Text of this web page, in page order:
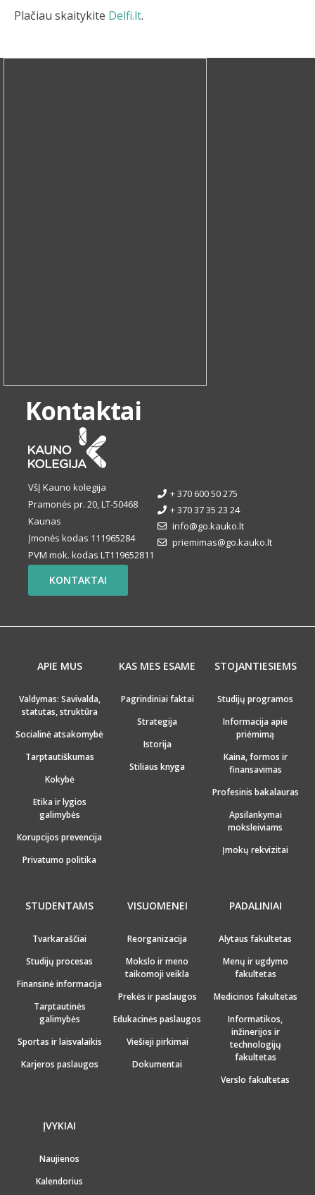
Plačiau skaitykite Delfi.lt.
Kontaktai
VšĮ Kauno kolegija
Pramonės pr. 20, LT-50468
Kaunas
Įmonės kodas 111965284
PVM mok. kodas LT119652811
+ 370 600 50 275
+ 370 37 35 23 24
info@go.kauko.lt
priemimas@go.kauko.lt
KONTAKTAI
APIE MUS
Valdymas: Savivalda,
statutas, struktūra
Socialinė atsakomybė
Tarptautiškumas
Kokybė
Etika ir lygios
galimybės
Korupcijos prevencija
Privatumo politika
KAS MES ESAME
Pagrindiniai faktai
Strategija
Istorija
Stiliaus knyga
STOJANTIESIEMS
Studijų programos
Informacija apie
priėmimą
Kaina, formos ir
finansavimas
Profesinis bakalauras
Apsilankymai
moksleiviams
Įmokų rekvizitai
STUDENTAMS
Tvarkaraščiai
Studijų procesas
Finansinė informacija
Tarptautinės
galimybės
Sportas ir laisvalaikis
Karjeros paslaugos
VISUOMENEI
Reorganizacija
Mokslo ir meno
taikomoji veikla
Prekės ir paslaugos
Edukacinės paslaugos
Viešieji pirkimai
Dokumentai
PADALINIAI
Alytaus fakultetas
Menų ir ugdymo
fakultetas
Medicinos fakultetas
Informatikos,
inžinerijos ir
technologijų
fakultetas
Verslo fakultetas
ĮVYKIAI
Naujienos
Kalendorius